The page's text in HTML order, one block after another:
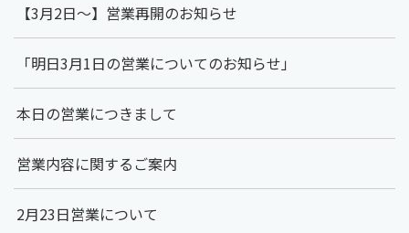
【3月2日～】営業再開のお知らせ
「明日3月1日の営業についてのお知らせ」
本日の営業につきまして
営業内容に関するご案内
2月23日営業について